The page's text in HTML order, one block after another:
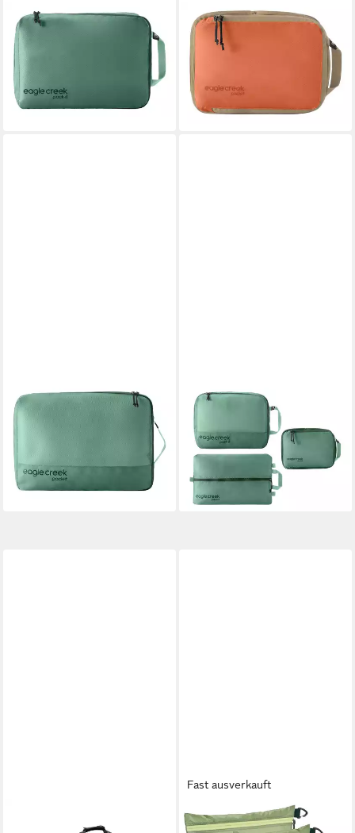
EAGLE CREEK
Packsack Isolate Clean / Dirty
Cube
35,00 €
lieferbar - in 2-3 Werktagen bei dir
EAGLE CREEK
Packsack Isolate Compression
Cube
ab 25,00 €
lieferbar - in 2-3 Werktagen bei dir
EAGLE CREEK
Packsack Reveal Cube
lieferbar - in 2-3 Werktagen bei dir
EAGLE CREEK
Packsack Essentials Set (Set,
3-tlg)
68,00 €
lieferbar - in 2-3 Werktagen bei dir
Fast ausverkauft
EAGLE CREEK